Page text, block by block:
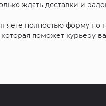
ждать доставки и
полностью форму по
поможет курьеру